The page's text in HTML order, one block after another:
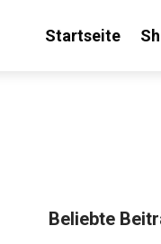
Startseite
Beliebte